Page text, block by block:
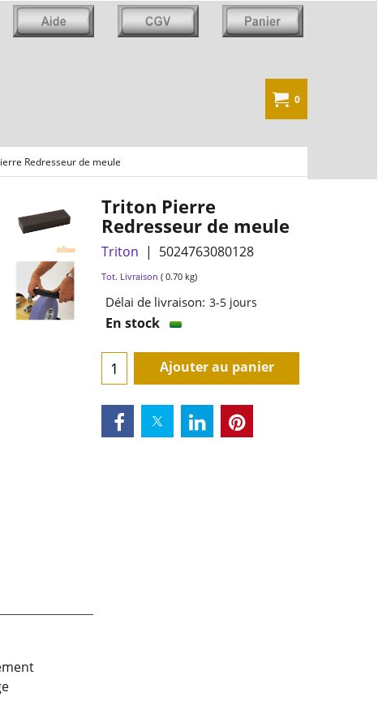
0
Redresseur de meule
Triton Pierre
Redresseur de meule
Triton 5024763080128
€14.90
TTC
Tot. Livraison
0.70kg
Délai de livraison:
En stock